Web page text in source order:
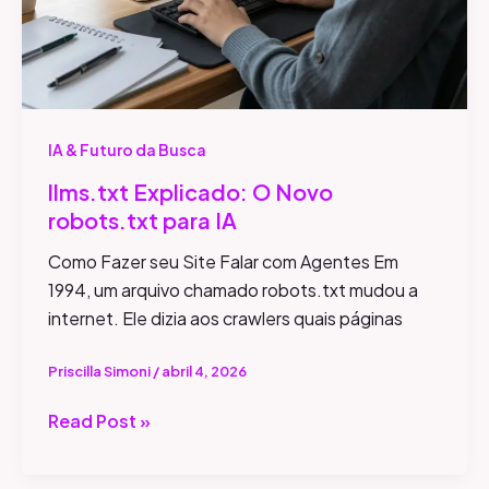
IA & Futuro da Busca
llms.txt Explicado: O Novo
robots.txt para IA
Como Fazer seu Site Falar com Agentes Em
1994, um arquivo chamado robots.txt mudou a
internet. Ele dizia aos crawlers quais páginas
Priscilla Simoni/abril 4, 2026
Read Post »